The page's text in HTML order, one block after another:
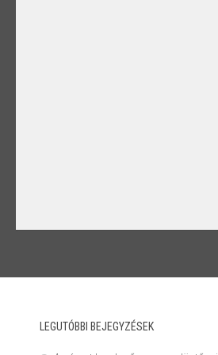
LEGUTÓBBI BEJEGYZÉSEK